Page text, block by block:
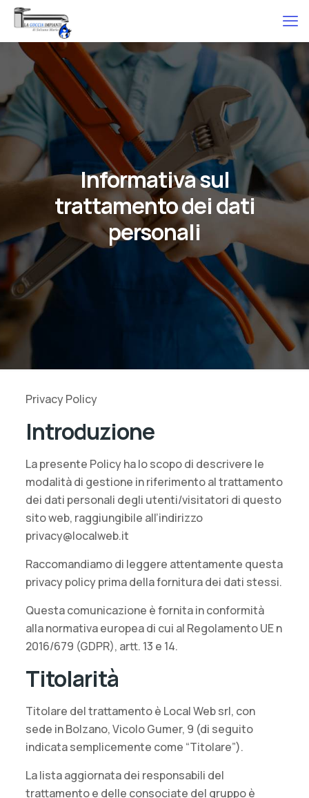
Informativa sul
trattamento dei dati
personali
Privacy Policy
Introduzione
La presente Policy ha lo scopo di descrivere le
modalità di gestione in riferimento al trattamento
dei dati personali degli utenti/visitatori di questo
sito web, raggiungibile all’indirizzo
privacy@localweb.it
Raccomandiamo di leggere attentamente questa
privacy policy prima della fornitura dei dati stessi.
Questa comunicazione è fornita in conformità
alla normativa europea di cui al Regolamento UE n
2016/679 (GDPR), artt. 13 e 14.
Titolarità
Titolare del trattamento è Local Web srl, con
sede in Bolzano, Vicolo Gumer, 9 (di seguito
indicata semplicemente come “Titolare”).
La lista aggiornata dei responsabili del
trattamento e delle consociate del gruppo è